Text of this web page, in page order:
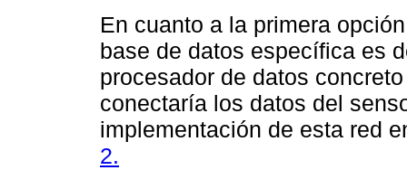
En cuanto a la primera
base de datos específica es
procesador de datos
conectaría los datos del
implementación de esta red
2.